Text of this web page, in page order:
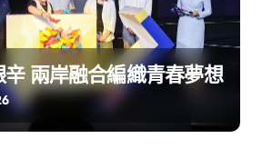
兩岸融合編織青春夢想